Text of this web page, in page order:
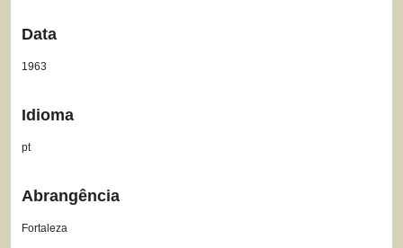
Data
1963
Idioma
pt
Abrangência
Fortaleza